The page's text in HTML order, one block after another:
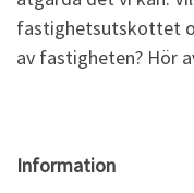
fastighetsutskottet
av fastigheten? Hör
Information